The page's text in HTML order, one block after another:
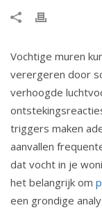
Vochtige muren
verergeren door
verhoogde
triggers maken
aanvallen
dat vocht in je
het belangrijk om
een grondige